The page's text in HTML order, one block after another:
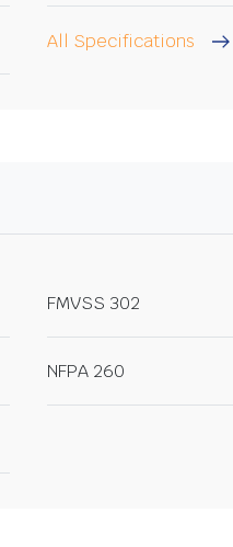
All Specifications
FMVSS 302
NFPA 260